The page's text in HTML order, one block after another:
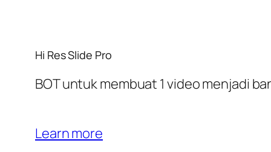
Hi Res Slide Pro
BOT untuk membuat 1 video menjadi
Learn more